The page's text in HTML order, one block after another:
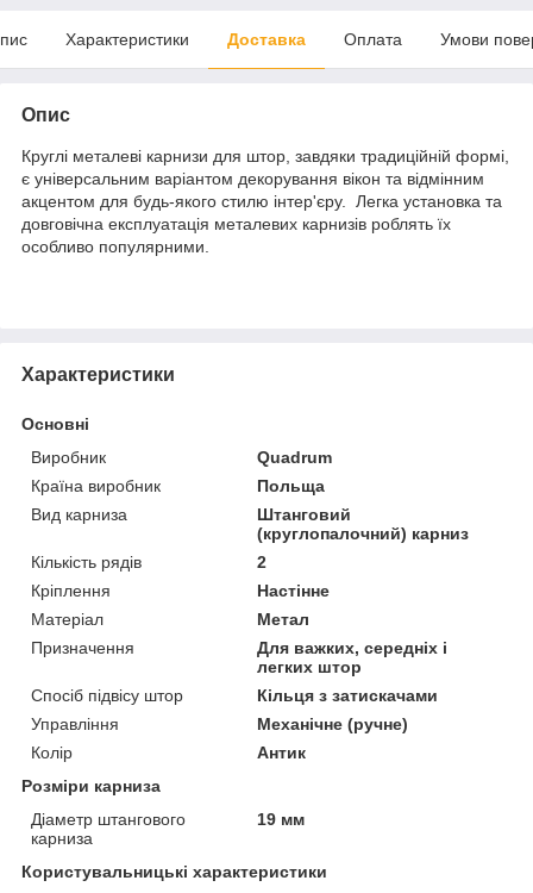
Характеристики Доставка Оплата Умови
Опис
Круглі металеві карнизи для штор, завдяки традиційній формі,
є універсальним варіантом декорування вікон та відмінним
акцентом для будь-якого стилю інтер'єру. Легка установка та
довговічна експлуатація металевих карнизів роблять їх
особливо популярними.
Характеристики
Основні
Виробник
Quadrum
Країна виробник
Польща
Вид карниза
Штанговий
(круглопалочний) карниз
Кількість рядів
2
Кріплення
Настінне
Матеріал
Метал
Призначення
Для важких, середніх і
легких штор
Спосіб підвісу штор
Кільця з затискачами
Управління
Механічне (ручне)
Колір
Антик
Розміри карниза
Діаметр штангового
карниза
19 мм
Користувальницькі характеристики